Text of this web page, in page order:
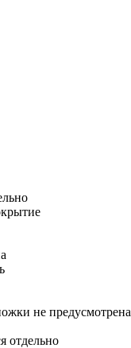
не предусмотрена
отдельно